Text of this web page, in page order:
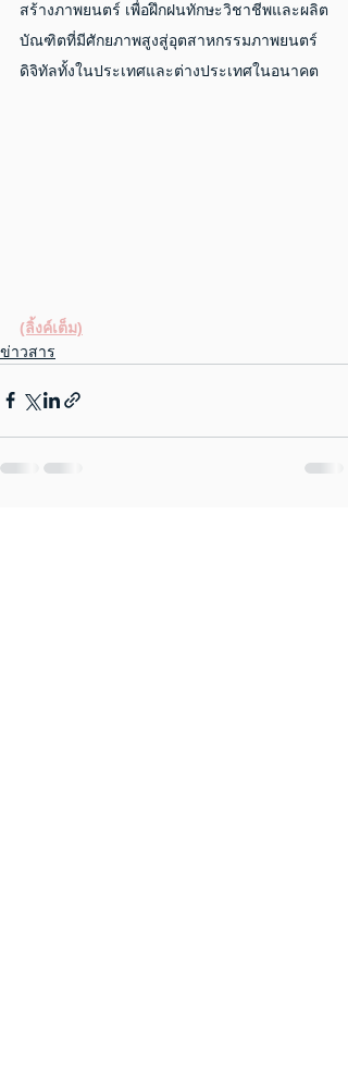
สร้างภาพยนตร์ เพื่อฝึกฝนทักษะวิชาชีพและผลิต
บัณฑิตที่มีศักยภาพสูงสู่อุตสาหกรรมภาพยนตร์
ดิจิทัลทั้งในประเทศและต่างประเทศในอนาคต
(ลิ้งค์เต็ม)
ข่าวสาร